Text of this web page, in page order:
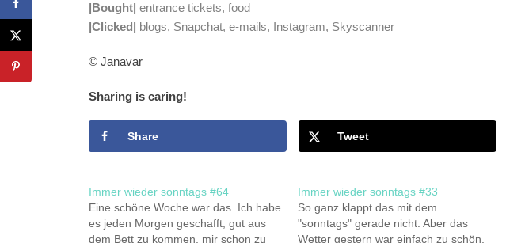
|Bought| entrance tickets, food
|Clicked| blogs, Snapchat, e-mails, Instagram, Skyscanner
© Janavar
Sharing is caring!
Share Tweet
Immer wieder sonntags #64
Eine schöne Woche war das. Ich habe
es jeden Morgen geschafft, gut aus
dem Bett zu kommen, mir schon zu
Immer wieder sonntags #33
So ganz klappt das mit dem
"sonntags" gerade nicht. Aber das
Wetter gestern war einfach zu schön,